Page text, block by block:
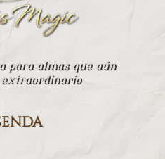
para almas que aún